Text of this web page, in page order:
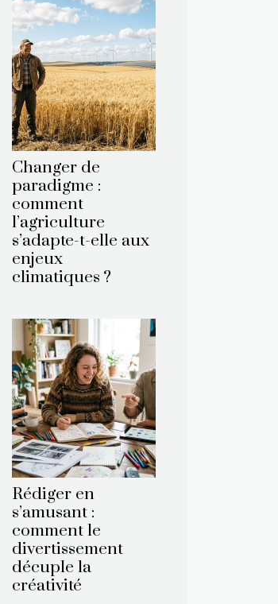
Changer de
paradigme :
comment
l’agriculture
s’adapte-t-elle aux
enjeux
climatiques ?
Rédiger en
s’amusant :
comment le
divertissement
décuple la
créativité